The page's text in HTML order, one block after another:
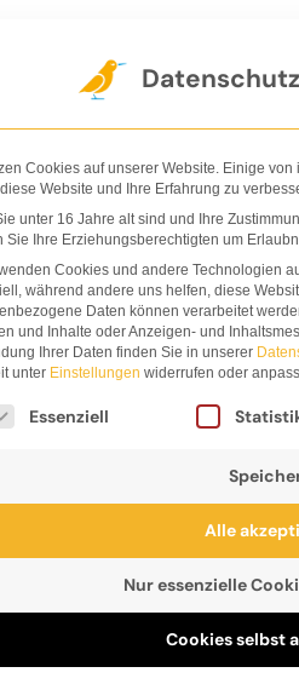
Der Verlag Shop
1969 in Koblenz
Nach dem Studium war sie
LILIPUZ. 1999
Cookies auf unserer Website. Einige
Website und Ihre Erfahrung zu
unter 16 Jahre alt sind und Ihre
Sie Ihre Erziehungsberechtigten um
Cookies und andere Technologien
während andere uns helfen, diese
Daten können verarbeitet
und Inhalte oder Anzeigen- und
Ihrer Daten finden Sie in unserer
unter Einstellungen widerrufen oder
eine Liste der Service-
Essenziell
Alle
Nur essenzielle
Cookies selbst